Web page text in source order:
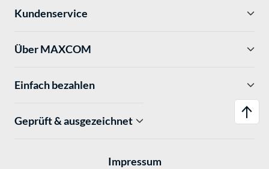
Kundenservice
Über MAXCOM
Einfach bezahlen
Geprüft & ausgezeichnet
Impressum